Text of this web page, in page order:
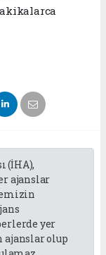
(İHA),
ajanslar
yer
ajanslar olup